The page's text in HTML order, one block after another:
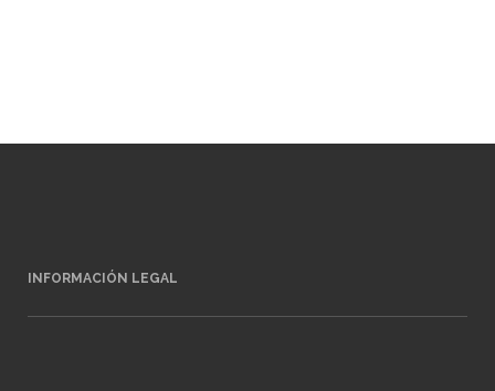
INFORMACIÓN LEGAL